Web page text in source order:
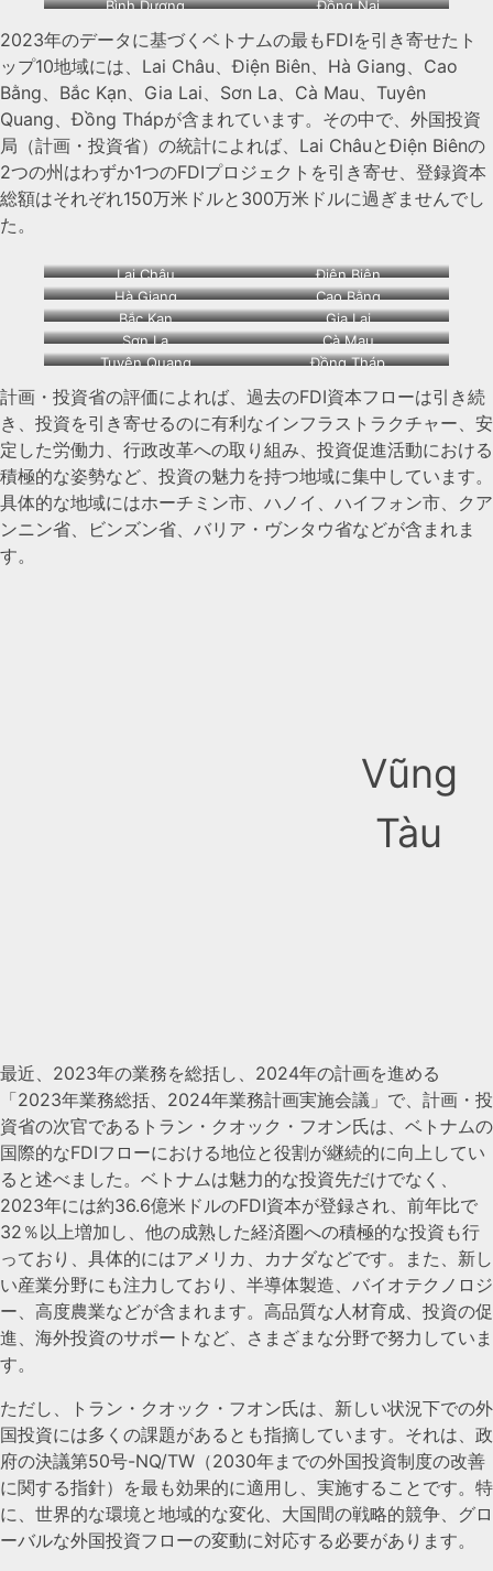
Bình Dương Đồng Nai
2023年のデータに基づくベトナムの最もFDIを引き寄せたト
ップ10地域には、Lai Châu、Điện Biên、Hà Giang、Cao
Bằng、Bắc Kạn、Gia Lai、Sơn La、Cà Mau、Tuyên
Quang、Đồng Thápが含まれています。その中で、外国投資
局（計画・投資省）の統計によれば、Lai ChâuとĐiện Biênの
2つの州はわずか1つのFDIプロジェクトを引き寄せ、登録資本
総額はそれぞれ150万米ドルと300万米ドルに過ぎませんでし
た。
Lai Châu
Điện Biên
Hà Giang
Cao Bằng
Bắc Kạn
Gia Lai
Sơn La
Cà Mau
Tuyên Quang
Đồng Tháp
計画・投資省の評価によれば、過去のFDI資本フローは引き続
き、投資を引き寄せるのに有利なインフラストラクチャー、安
定した労働力、行政改革への取り組み、投資促進活動における
積極的な姿勢など、投資の魅力を持つ地域に集中しています。
具体的な地域にはホーチミン市、ハノイ、ハイフォン市、クア
ンニン省、ビンズン省、バリア・ヴンタウ省などが含まれま
す。
Vũng
Tàu
最近、2023年の業務を総括し、2024年の計画を進める
「2023年業務総括、2024年業務計画実施会議」で、計画・投
資省の次官であるトラン・クオック・フオン氏は、ベトナムの
国際的なFDIフローにおける地位と役割が継続的に向上してい
ると述べました。ベトナムは魅力的な投資先だけでなく、
2023年には約36.6億米ドルのFDI資本が登録され、前年比で
32％以上増加し、他の成熟した経済圏への積極的な投資も行
っており、具体的にはアメリカ、カナダなどです。また、新し
い産業分野にも注力しており、半導体製造、バイオテクノロジ
ー、高度農業などが含まれます。高品質な人材育成、投資の促
進、海外投資のサポートなど、さまざまな分野で努力していま
す。
ただし、トラン・クオック・フオン氏は、新しい状況下での外
国投資には多くの課題があるとも指摘しています。それは、政
府の決議第50号-NQ/TW（2030年までの外国投資制度の改善
に関する指針）を最も効果的に適用し、実施することです。特
に、世界的な環境と地域的な変化、大国間の戦略的競争、グロ
ーバルな外国投資フローの変動に対応する必要があります。